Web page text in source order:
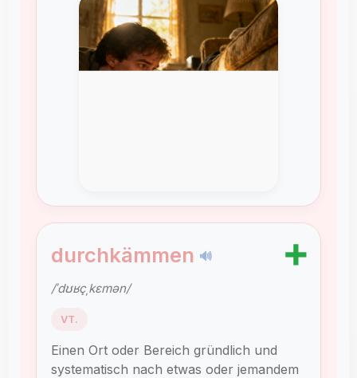
durchkämmen 🔊 ➕
/ˈdʊʁçˌkɛmən/
VT.
Einen Ort oder Bereich gründlich und
systematisch nach etwas oder jemandem